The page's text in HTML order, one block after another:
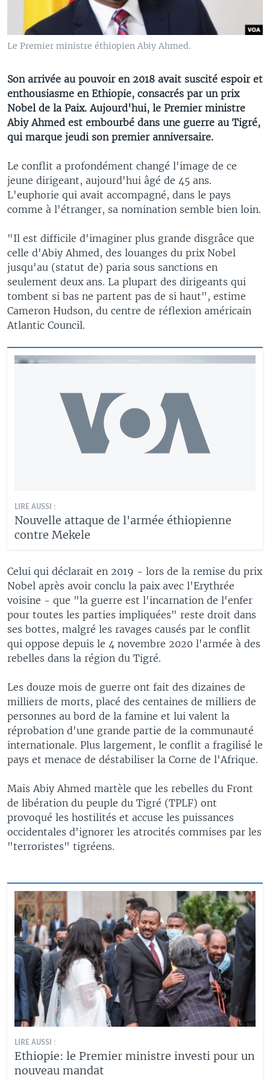
Le Premier ministre éthiopien Abiy Ahmed.
Son arrivée au pouvoir en 2018 avait suscité espoir et
enthousiasme en Ethiopie, consacrés par un prix
Nobel de la Paix. Aujourd'hui, le Premier ministre
Abiy Ahmed est embourbé dans une guerre au Tigré,
qui marque jeudi son premier anniversaire.
Le conflit a profondément changé l'image de ce
jeune dirigeant, aujourd'hui âgé de 45 ans.
L'euphorie qui avait accompagné, dans le pays
comme à l'étranger, sa nomination semble bien loin.
"Il est difficile d'imaginer plus grande disgrâce que
celle d'Abiy Ahmed, des louanges du prix Nobel
jusqu'au (statut de) paria sous sanctions en
seulement deux ans. La plupart des dirigeants qui
tombent si bas ne partent pas de si haut", estime
Cameron Hudson, du centre de réflexion américain
Atlantic Council.
LIRE AUSSI :
Nouvelle attaque de l'armée éthiopienne
contre Mekele
Celui qui déclarait en 2019 - lors de la remise du prix
Nobel après avoir conclu la paix avec l'Erythrée
voisine - que "la guerre est l'incarnation de l'enfer
pour toutes les parties impliquées" reste droit dans
ses bottes, malgré les ravages causés par le conflit
qui oppose depuis le 4 novembre 2020 l'armée à des
rebelles dans la région du Tigré.
Les douze mois de guerre ont fait des dizaines de
milliers de morts, placé des centaines de milliers de
personnes au bord de la famine et lui valent la
réprobation d'une grande partie de la communauté
internationale. Plus largement, le conflit a fragilisé le
pays et menace de déstabiliser la Corne de l'Afrique.
Mais Abiy Ahmed martèle que les rebelles du Front
de libération du peuple du Tigré (TPLF) ont
provoqué les hostilités et accuse les puissances
occidentales d'ignorer les atrocités commises par les
"terroristes" tigréens.
LIRE AUSSI :
Ethiopie: le Premier ministre investi pour un
nouveau mandat